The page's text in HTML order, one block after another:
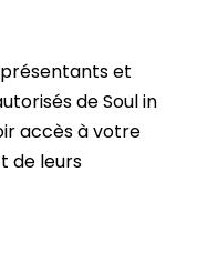
et
de Soul in
accès à votre
de leurs